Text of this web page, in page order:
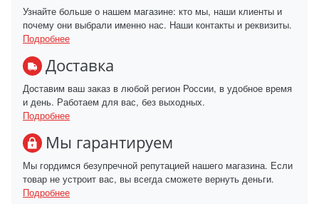
Узнайте больше о нашем магазине: кто мы, наши клиенты и
почему они выбрали именно нас. Наши контакты и реквизиты.
Подробнее
Доставка
Доставим ваш заказ в любой регион России, в удобное время
и день. Работаем для вас, без выходных.
Подробнее
Мы гарантируем
Мы гордимся безупречной репутацией нашего магазина. Если
товар не устроит вас, вы всегда сможете вернуть деньги.
Подробнее